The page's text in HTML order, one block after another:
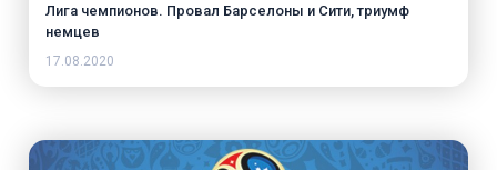
Лига чемпионов. Провал Барселоны и Сити, триумф
немцев
17.08.2020